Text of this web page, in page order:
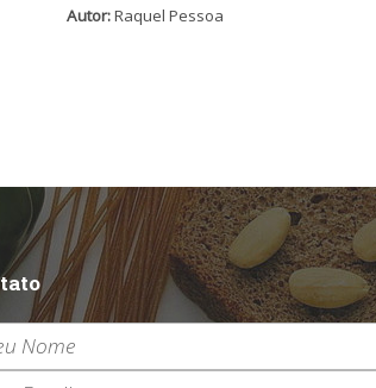
Autor:Raquel Pessoa